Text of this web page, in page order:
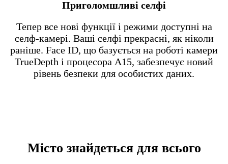
Приголомшливі селфі
Тепер все нові функції і режими доступні на
селф-камері. Ваші селфі прекрасні, як ніколи
раніше. Face ID, що базується на роботі камери
TrueDepth і процесора А15, забезпечує новий
рівень безпеки для особистих даних.
Місто знайдеться для всього